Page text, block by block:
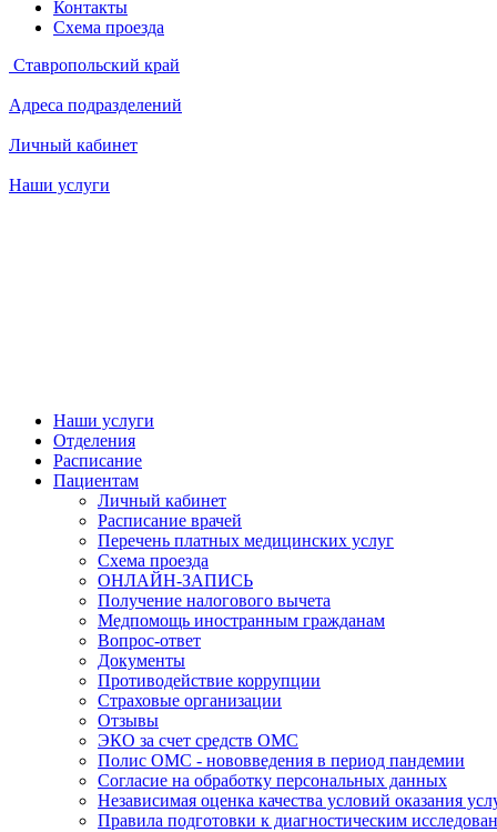
Контакты
Схема проезда
Ставропольский край
Адреса подразделений
Личный кабинет
Наши услуги
Наши услуги
Отделения
Расписание
Пациентам
Личный кабинет
Расписание врачей
Перечень платных медицинских услуг
Схема проезда
ОНЛАЙН-ЗАПИСЬ
Получение налогового вычета
Медпомощь иностранным гражданам
Вопрос-ответ
Документы
Противодействие коррупции
Страховые организации
Отзывы
ЭКО за счет средств ОМС
Полис ОМС - нововведения в период пандемии
Согласие на обработку персональных данных
Независимая оценка качества условий оказания
Правила подготовки к диагностическим